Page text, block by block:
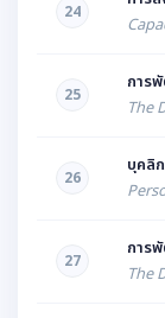
24
25
การ
The
26
บุคลิ
27
การ
The